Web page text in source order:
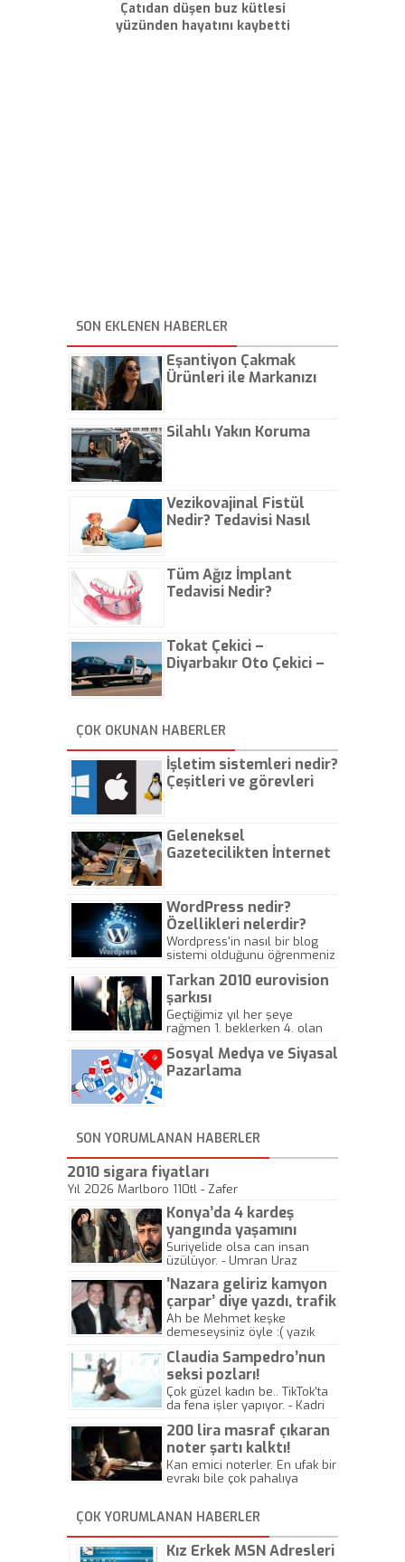
Çatıdan düşen buz kütlesi
yüzünden hayatını kaybetti
SON EKLENEN HABERLER
Eşantiyon Çakmak
Ürünleri ile Markanızı
Silahlı Yakın Koruma
Vezikovajinal Fistül
Nedir? Tedavisi Nasıl
Tüm Ağız İmplant
Tedavisi Nedir?
Tokat Çekici –
Diyarbakır Oto Çekici –
ÇOK OKUNAN HABERLER
İşletim sistemleri nedir?
Çeşitleri ve görevleri
Geleneksel
Gazetecilikten İnternet
WordPress nedir?
Özellikleri nelerdir?
Wordpress'in nasıl bir blog
sistemi olduğunu öğrenmeniz
Tarkan 2010 eurovision
şarkısı
Geçtiğimiz yıl her şeye
rağmen 1. beklerken 4. olan
gösterisinin bu yarışmada
önemli olmadığını anlamıştır.
Sosyal Medya ve Siyasal
Pazarlama
SON YORUMLANAN HABERLER
2010 sigara fiyatları
Yıl 2026 Marlboro 110tl - Zafer
Konya’da 4 kardeş
yangında yaşamını
yitirdi
Suriyelide olsa can insan
üzülüyor. - Umran Uraz
’Nazara geliriz kamyon
çarpar’ diye yazdı, trafik
kazasında öldü!
Ah be Mehmet keşke
demeseysiniz öyle :( yazık
Claudia Sampedro’nun
seksi pozları!
Çok güzel kadın be.. TikTok'ta
da fena işler yapıyor. - Kadri
200 lira masraf çıkaran
noter şartı kalktı!
Kan emici noterler. En ufak bir
evrakı bile çok pahalıya
kaptırıyorsunuz. - Kayhan
Gezenti
ÇOK YORUMLANAN HABERLER
Kız Erkek MSN Adresleri